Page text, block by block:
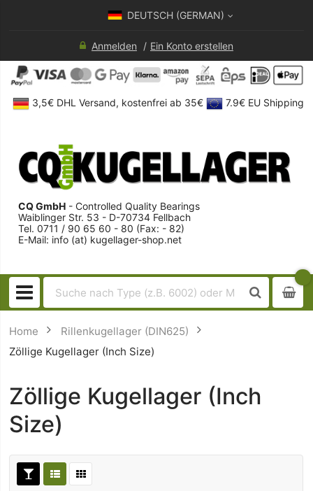
DEUTSCH (GERMAN)
Anmelden Ein Konto erstellen
3,5€ DHL Versand, kostenfrei ab 35€ 7.9€ EU Shipping
CQ GmbH - Controlled Quality Bearings
Waiblinger Str. 53 - D-70734 Fellbach
Tel. 0711 / 90 65 60 - 80 (Fax: - 82)
E-Mail: info (at) kugellager-shop.net
Home
Rillenkugellager (DIN625)
Zöllige Kugellager (Inch Size)
Zöllige Kugellager (Inch
Size)